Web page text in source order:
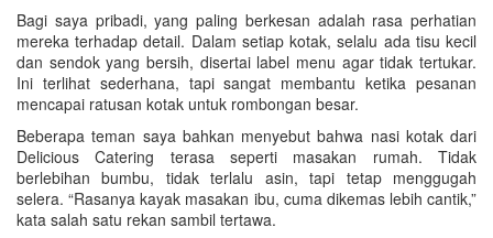
Bagi saya pribadi, yang paling berkesan adalah rasa perhatian
mereka terhadap detail. Dalam setiap kotak, selalu ada tisu kecil
dan sendok yang bersih, disertai label menu agar tidak tertukar.
Ini terlihat sederhana, tapi sangat membantu ketika pesanan
mencapai ratusan kotak untuk rombongan besar.
Beberapa teman saya bahkan menyebut bahwa nasi kotak dari
Delicious Catering terasa seperti masakan rumah. Tidak
berlebihan bumbu, tidak terlalu asin, tapi tetap menggugah
selera. “Rasanya kayak masakan ibu, cuma dikemas lebih cantik,”
kata salah satu rekan sambil tertawa.